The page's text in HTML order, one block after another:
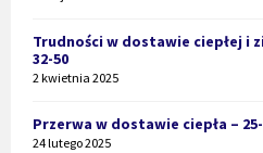
Trudności w dostawie ciepłej i
32-50
2 kwietnia 2025
Przerwa w dostawie ciepła – 25-
24 lutego 2025